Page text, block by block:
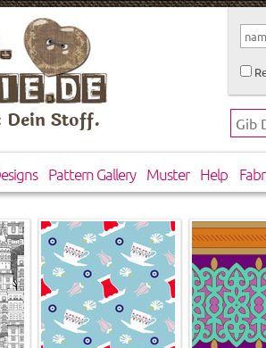
Dein Stoff.
Pattern Gallery Muster Help